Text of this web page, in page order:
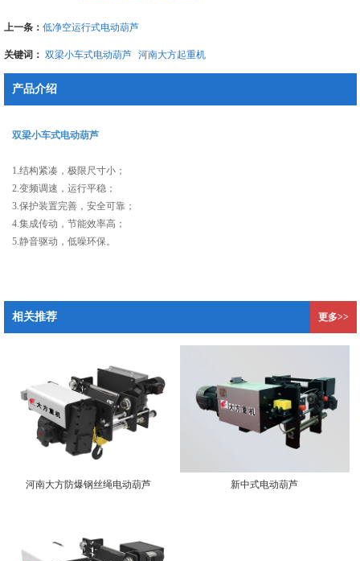
上一条： 低净空运行式电动葫芦
关键词： 双梁小车式电动葫芦 河南大方起重机
产品介绍
双梁小车式电动葫芦
1.结构紧凑，极限尺寸小；
2.变频调速，运行平稳；
3.保护装置完善，安全可靠；
4.集成传动，节能效率高；
5.静音驱动，低噪环保。
相关推荐 更多>>
河南大方防爆钢丝绳电动葫芦 新中式电动葫芦